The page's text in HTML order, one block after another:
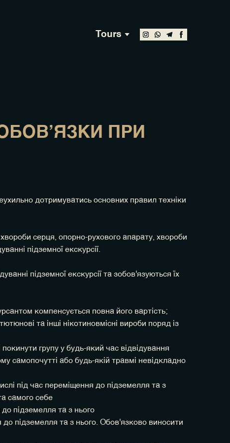
Tours
ПРИ
дотримуватись основних правил техніки
серця, опорно-рухового апарату, хвороби
підземної екскурсії.
підземної екскурсії та зобов'язуються їх
компенсується повна його вартість;
та інші нікотиновмісні вироби поряд із
групу у будь-який час відвідування
самопочутті або будь-якій травмі невідкладно
під час переміщення до підземелля та з
самого себе
підземелля та з нього
до підземелля та з нього. Обов'язково виносити